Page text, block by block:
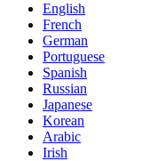
English
French
German
Portuguese
Spanish
Russian
Japanese
Korean
Arabic
Irish